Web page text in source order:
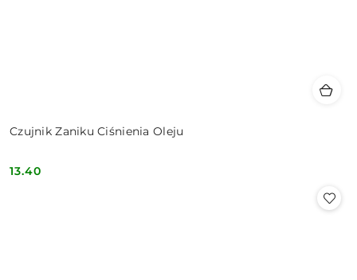
Czujnik Zaniku Ciśnienia Oleju
Cena:
13.40